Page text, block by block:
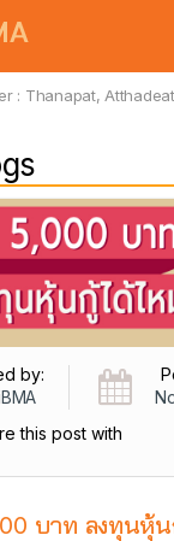
: Thanapat,
by:
this post with
บาท ลงทุนหุ้